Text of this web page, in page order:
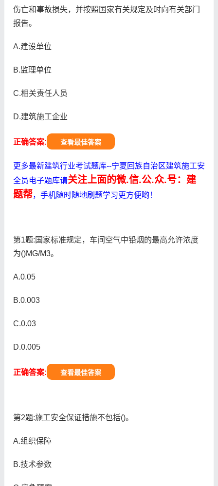
伤亡和事故损失，并按照国家有关规定及时向有关部门
报告。
A.建设单位
B.监理单位
C.相关责任人员
D.建筑施工企业
正确答案: 查看最佳答案
更多最新建筑行业考试题库--宁夏回族自治区建筑施工安
全员电子题库请关注上面的微.信.公.众.号：建
题帮，手机随时随地刷题学习更方便哟！
第1题:国家标准规定，车间空气中铅烟的最高允许浓度
为()MG/M3。
A.0.05
B.0.003
C.0.03
D.0.005
正确答案: 查看最佳答案
第2题:施工安全保证措施不包括()。
A.组织保障
B.技术参数